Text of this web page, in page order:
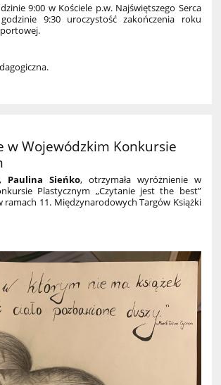
9:00 w Kościele p.w. Najświętszego Serca
9:30 uroczystość zakończenia roku
w Wojewódzkim Konkursie
Paulina Sieńko, otrzymała wyróżnienie w
Plastycznym „Czytanie jest the best”
ramach 11. Międzynarodowych Targów Książki